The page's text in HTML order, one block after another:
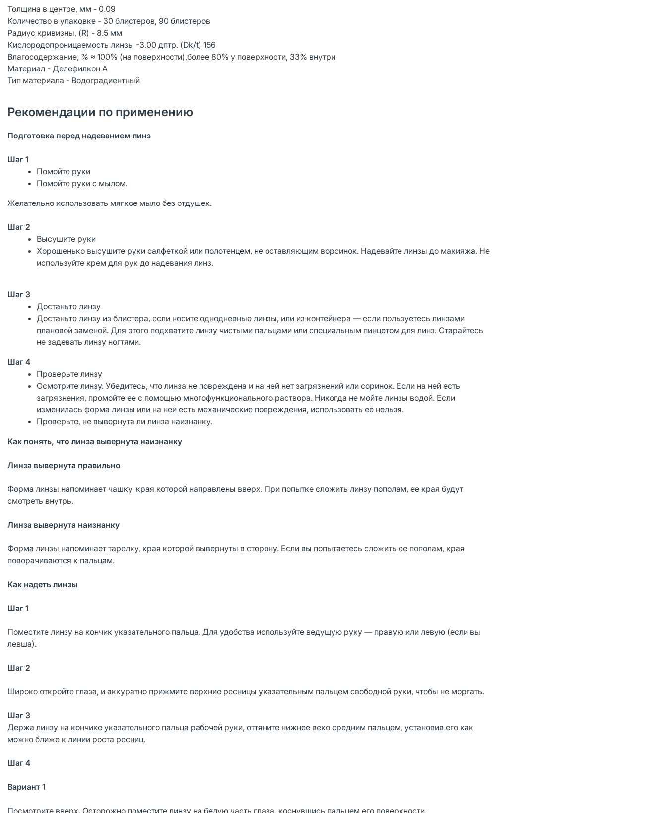
Толщина в центре, мм - 0.09
Количество в упаковке - 30 блистеров, 90 блистеров
Радиус кривизны, (R) - 8.5 мм
Кислородопроницаемость линзы -3.00 дптр. (Dk/t) 156
Влагосодержание, % ≈ 100% (на поверхности),более 80% у поверхности, 33% внутри
Материал - Делефилкон А
Тип материала - Водоградиентный
Рекомендации по применению
Подготовка перед надеванием линз
Шаг 1
Помойте руки
Помойте руки с мылом.
Желательно использовать мягкое мыло без отдушек.
Шаг 2
Высушите руки
Хорошенько высушите руки салфеткой или полотенцем, не оставляющим ворсинок. Надевайте линзы до макияжа. Не
используйте крем для рук до надевания линз.
Шаг 3
Достаньте линзу
Достаньте линзу из блистера, если носите однодневные линзы, или из контейнера — если пользуетесь линзами
плановой заменой. Для этого подхватите линзу чистыми пальцами или специальным пинцетом для линз. Старайтесь
не задевать линзу ногтями.
Шаг 4
Проверьте линзу
Осмотрите линзу. Убедитесь, что линза не повреждена и на ней нет загрязнений или соринок. Если на ней есть
загрязнения, промойте ее с помощью многофункционального раствора. Никогда не мойте линзы водой. Если
изменилась форма линзы или на ней есть механические повреждения, использовать её нельзя.
Проверьте, не вывернута ли линза наизнанку.
Как понять, что линза вывернута наизнанку
Линза вывернута правильно
Форма линзы напоминает чашку, края которой направлены вверх. При попытке сложить линзу пополам, ее края будут
смотреть внутрь.
Линза вывернута наизнанку
Форма линзы напоминает тарелку, края которой вывернуты в сторону. Если вы попытаетесь сложить ее пополам, края
поворачиваются к пальцам.
Как надеть линзы
Шаг 1
Поместите линзу на кончик указательного пальца. Для удобства используйте ведущую руку — правую или левую (если вы
левша).
Шаг 2
Широко откройте глаза, и аккуратно прижмите верхние ресницы указательным пальцем свободной руки, чтобы не моргать.
Шаг 3
Держа линзу на кончике указательного пальца рабочей руки, оттяните нижнее веко средним пальцем, установив его как
можно ближе к линии роста ресниц.
Шаг 4
Вариант 1
Посмотрите вверх. Осторожно поместите линзу на белую часть глаза, коснувшись пальцем его поверхности.